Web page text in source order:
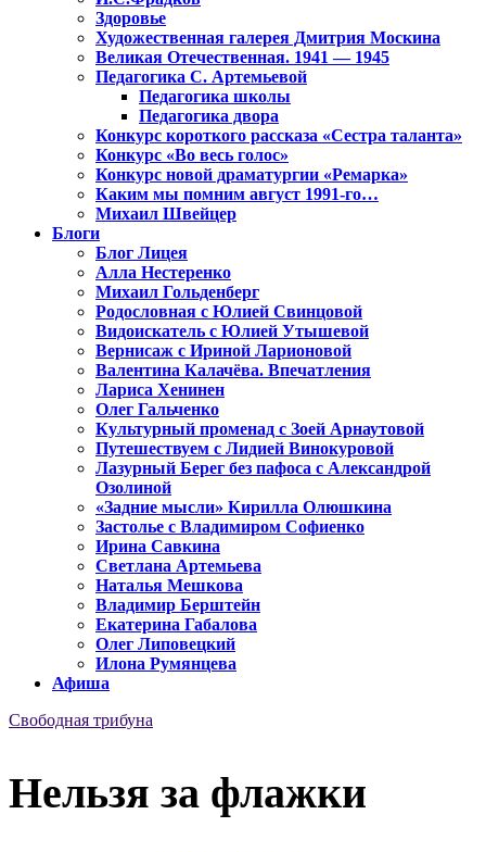
Здоровье
Художественная галерея Дмитрия Москина
Великая Отечественная. 1941 — 1945
Педагогика С. Артемьевой
Педагогика школы
Педагогика двора
Конкурс короткого рассказа «Сестра таланта»
Конкурс «Во весь голос»
Конкурс новой драматургии «Ремарка»
Каким мы помним август 1991-го…
Михаил Швейцер
Блоги
Блог Лицея
Алла Нестеренко
Михаил Гольденберг
Родословная с Юлией Свинцовой
Видоискатель с Юлией Утышевой
Вернисаж с Ириной Ларионовой
Валентина Калачёва. Впечатления
Лариса Хенинен
Олег Гальченко
Культурный променад с Зоей Арнаутовой
Путешествуем с Лидией Винокуровой
Лазурный Берег без пафоса с Александрой
Озолиной
«Задние мысли» Кирилла Олюшкина
Застолье с Владимиром Софиенко
Ирина Савкина
Светлана Артемьева
Наталья Мешкова
Владимир Берштейн
Екатерина Габалова
Олег Липовецкий
Илона Румянцева
Афиша
Свободная трибуна
Нельзя за флажки